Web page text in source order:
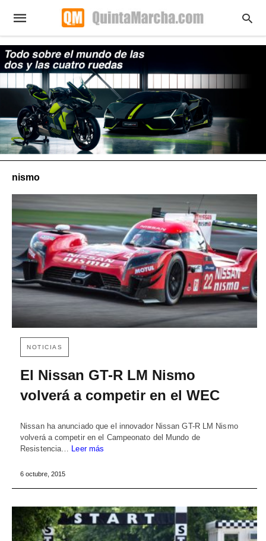
nismo
NOTICIAS
El Nissan GT-R LM Nismo
volverá a competir en el WEC
Nissan ha anunciado que el innovador Nissan GT-R LM Nismo
volverá a competir en el Campeonato del Mundo de
Resistencia… Leer más
6 octubre, 2015